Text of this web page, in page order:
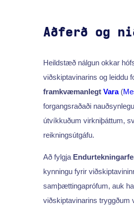
Aðferð og
Heildstæð nálgun okkar
viðskiptavinarins og leiddu
framkvæmanlegt Vara(
forgangsraðaði
útvíkkuðum virkniþáttum,
reikningsútgáfu.
Að fylgja
kynningu fyrir
samþættingaprófum, auk
viðskiptavinarins tryggðum